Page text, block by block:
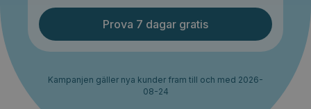
Prova 7 dagar gratis
Kampanjen gäller nya kunder fram till och med 2026-
08-24